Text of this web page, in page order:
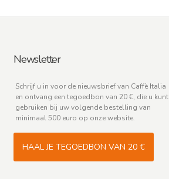
Newsletter
Schrijf u in voor de nieuwsbrief van Caffè Italia
en ontvang een tegoedbon van 20 €, die u kunt
gebruiken bij uw volgende bestelling van
minimaal 500 euro op onze website.
HAAL JE TEGOEDBON VAN 20 €